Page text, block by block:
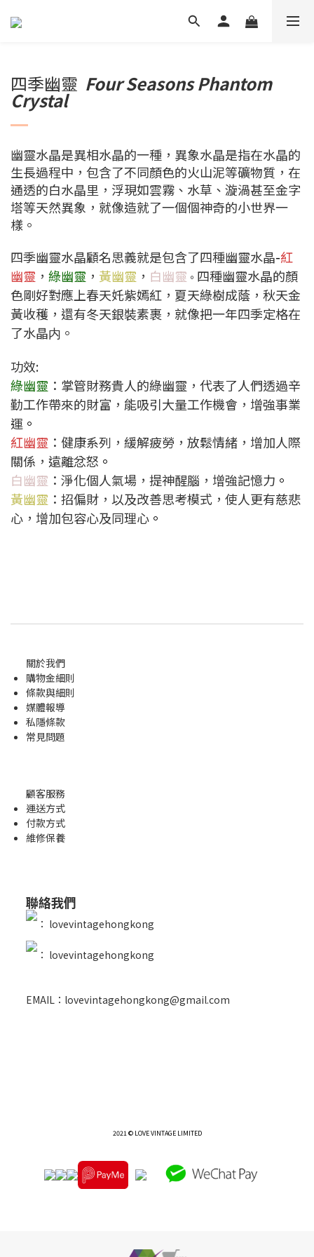
四季幽靈 Four Seasons Phantom
Crystal
幽靈水晶是異相水晶的一種，異象水晶是指在水晶的
生長過程中，包含了不同顏色的火山泥等礦物質，在
通透的白水晶里，浮現如雲霧、水草、漩渦甚至金字
塔等天然異象，就像造就了一個個神奇的小世界一
樣。
四季幽靈水晶顧名思義就是包含了四種幽靈水晶-紅
幽靈 ， 綠幽靈 ， 黃幽靈 ， 白幽靈 。 四種幽靈水晶的顏
色剛好對應上春天奼紫嫣紅，夏天綠樹成蔭，秋天金
黃收穫，還有冬天銀裝素裹，就像把一年四季定格在
了水晶内。
功效:
綠幽靈 ：掌管財務貴人的綠幽靈，代表了人們透過辛
勤工作帶來的財富，能吸引大量工作機會，增強事業
運 。
紅幽靈 ：健康系列，緩解疲勞，放鬆情緒，增加人際
關係，遠離忿怒 。
白幽靈 ：淨化個人氣場，提神醒腦，增強記憶力 。
黃幽靈 ：招偏財，以及改善思考模式，使人更有慈悲
心，增加包容心及同理心 。
關於我們
購物金細則
條款與細則
媒體報導
私隱條款
常見問題
顧客服務
運送方式
付款方式
維修保養
聯絡我們
： lovevintagehongkong
： lovevintagehongkong
EMAIL：lovevintagehongkong@gmail.com
2021 © LOVE VINTAGE LIMITED